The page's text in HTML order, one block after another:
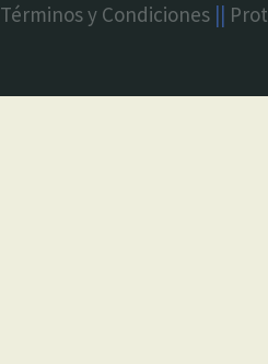
Términos y Condiciones ||